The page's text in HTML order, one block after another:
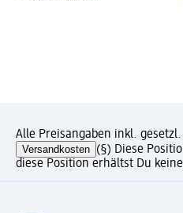
Alle Preisangaben inkl.
Versandkosten (§) Diese
diese Position erhältst Du keine